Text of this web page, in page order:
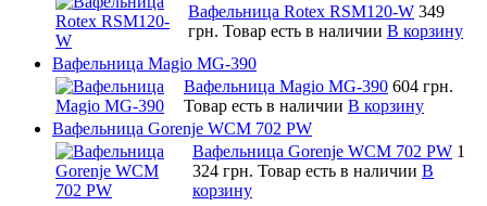
Вафельница Rotex RSM120-W 349
грн. Товар есть в наличии В корзину
Вафельница Magio MG-390
Вафельница Magio MG-390 604 грн.
Товар есть в наличии В корзину
Вафельница Gorenje WCM 702 PW
Вафельница Gorenje WCM 702 PW 1
324 грн. Товар есть в наличии В
корзину